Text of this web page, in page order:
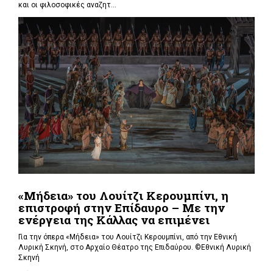
και οι φιλοσοφικές αναζητ...
«Μήδεια» του Λουίτζι Κερουμπίνι, η
επιστροφή στην Επίδαυρο – Με την
ενέργεια της Κάλλας να επιμένει
Για την όπερα «Μήδεια» του Λουίτζι Κερουμπίνι, από την Εθνική
Λυρική Σκηνή, στο Αρχαίο Θέατρο της Επιδαύρου. ©Εθνική Λυρική
Σκηνή